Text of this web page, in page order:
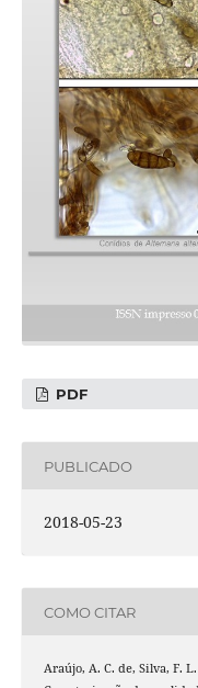
PDF
PUBLICADO
2018-05-23
COMO CITAR
Araújo, A. C. de, Silva, F.